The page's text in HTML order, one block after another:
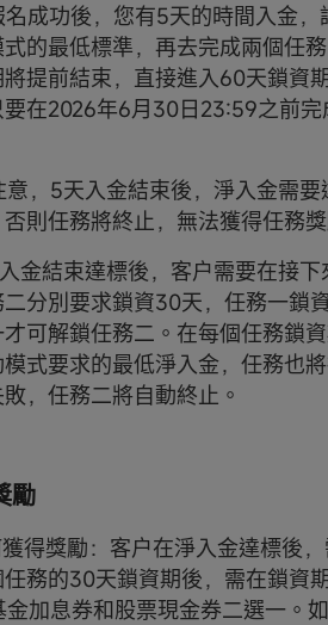
名成功後，您有5天的時間入金
的最低標準，再去完成兩個任
將提前結束，直接進入60天鎖資
要在2026年6月30日23:59之前
意，5天入金結束後，淨入金需
則任務將終止，無法獲得任務獎
金結束達標後，客户需要在接
分別要求鎖資30天，任務一鎖
可解鎖任務二。在每個任務鎖
式要求的最低淨入金，任務也
，任務二將自動終止。
勵
獲得獎勵：客户在淨入金達標後
任務的30天鎖資期後，需在鎖資
金加息券和股票現金券二選一。